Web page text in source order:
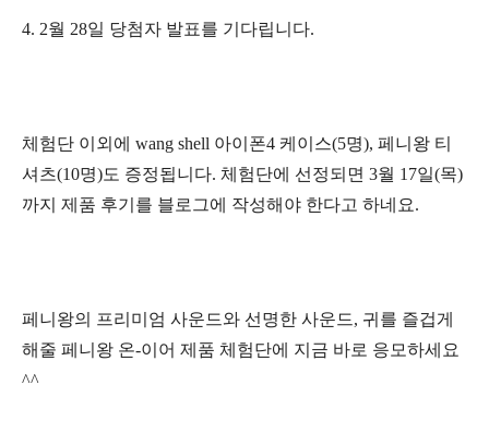
4. 2월 28일 당첨자 발표를 기다립니다.
체험단 이외에 wang shell 아이폰4 케이스(5명), 페니왕 티
셔츠(10명)도 증정됩니다. 체험단에 선정되면 3월 17일(목)
까지 제품 후기를 블로그에 작성해야 한다고 하네요.
페니왕의 프리미엄 사운드와 선명한 사운드, 귀를 즐겁게
해줄 페니왕 온-이어 제품 체험단에 지금 바로 응모하세요
^^